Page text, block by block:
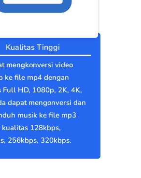
Kualitas Tinggi
mengkonversi video
ke file mp4 dengan
Full HD, 1080p, 2K, 4K,
dapat mengonversi dan
musik ke file mp3
128kbps,
256kbps, 320kbps.